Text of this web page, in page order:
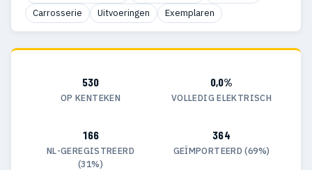
Carrosserie
Uitvoeringen Exemplaren
530
OP KENTEKEN
0,0%
VOLLEDIG ELEKTRISCH
166
NL-GEREGISTREERD
(31%)
364
GEÏMPORTEERD (69%)